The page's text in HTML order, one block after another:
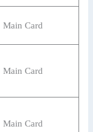
Main Card
Main Card
Main Card